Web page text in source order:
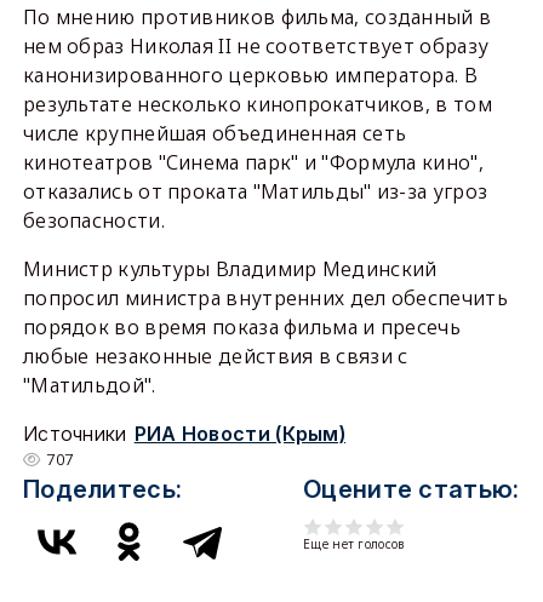
По мнению противников фильма, созданный в
нем образ Николая II не соответствует образу
канонизированного церковью императора. В
результате несколько кинопрокатчиков, в том
числе крупнейшая объединенная сеть
кинотеатров "Синема парк" и "Формула кино",
отказались от проката "Матильды" из-за угроз
безопасности.
Министр культуры Владимир Мединский
попросил министра внутренних дел обеспечить
порядок во время показа фильма и пресечь
любые незаконные действия в связи с
"Матильдой".
Источники РИА Новости (Крым)
707
Поделитесь: Оцените статью:
Еще нет голосов